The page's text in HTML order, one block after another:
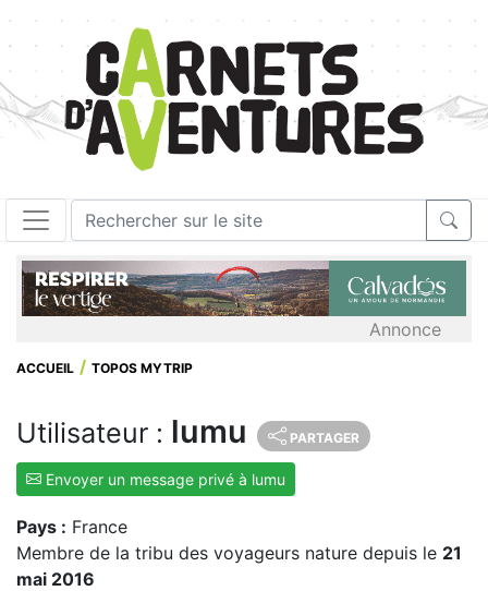
Annonce
ACCUEIL TOPOS MYTRIP
Utilisateur : lumu PARTAGER
Envoyer un message privé à lumu
Pays : France
Membre de la tribu des voyageurs nature depuis le 21
mai 2016